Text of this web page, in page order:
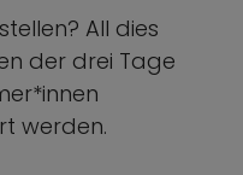
All dies
der drei Tage
werden.